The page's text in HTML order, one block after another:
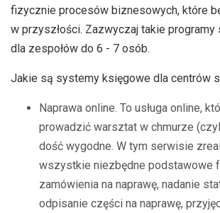
fizycznie procesów biznesowych, które
w przyszłości. Zazwyczaj takie
dla zespołów do 6 - 7 osób.
Jakie są systemy księgowe dla centrów
Naprawa online. To usługa online,
prowadzić warsztat w chmurze
dość wygodne. W tym serwisie
wszystkie niezbędne podstawowe
zamówienia na naprawę, nadanie
odpisanie części na naprawę,